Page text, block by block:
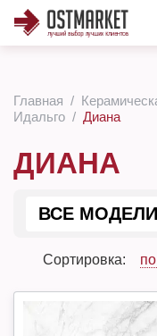
Главная
Идальго
Диана
ДИАНА
ВСЕ МОДЕЛИ
Сортировка: